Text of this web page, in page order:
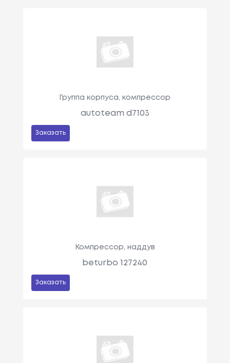
Группа корпуса, компрессор
autoteam d7103
Заказать
Компрессор, наддув
beturbo 127240
Заказать